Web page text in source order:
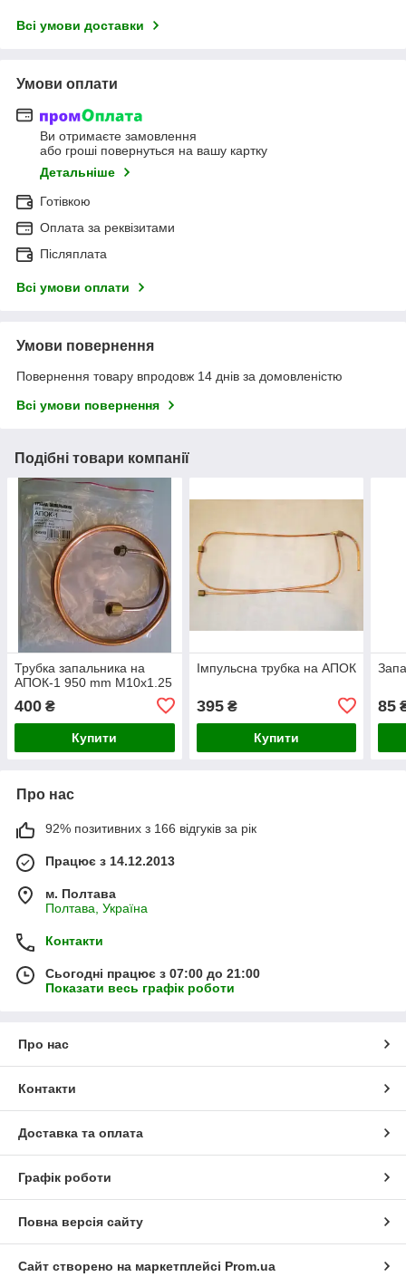
Всі умови доставки
Умови оплати
Ви отримаєте замовлення
або гроші повернуться на вашу картку
Детальніше
Готівкою
Оплата за реквізитами
Післяплата
Всі умови оплати
Умови повернення
Повернення товару впродовж 14 днів за домовленістю
Всі умови повернення
Подібні товари компанії
Трубка запальника на
АПОК-1 950 mm M10x1.25
400 ₴
Купити
Імпульсна трубка на АПОК
395₴
Купити
85
Про нас
92% позитивних з 166 відгуків за рік
Працює з 14.12.2013
м. Полтава
Полтава, Україна
Контакти
Сьогодні працює з 07:00 до 21:00
Показати весь графік роботи
Про нас
Контакти
Доставка та оплата
Графік роботи
Повна версія сайту
Сайт створено на маркетплейсі Prom.ua